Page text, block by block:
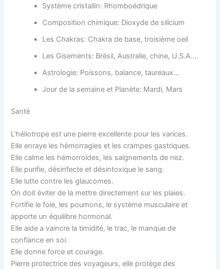
Système cristallin: Rhomboédrique
Composition chimique: Dioxyde de silicium
Les Chakras: Chakra de base, troisième oeil
Les Gisements: Brésil, Australie, chine, U.S.A….
Astrologie: Poissons, balance, taureaux…
Jour de la semaine et Planète: Mardi, Mars
Santé
L’héliotrope est une pierre excellente pour les varices.
Elle enraye les hémorragies et les crampes gastriques.
Elle calme les hémorroïdes, les saignements de nez.
Elle purifie, désinfecte et désintoxique le sang.
Elle lutte contre les glaucomes.
On doit éviter de la mettre directement sur les plaies.
Fortifie le foie, les poumons, le système musculaire et
apporte un équilibre hormonal.
Elle aide a vaincre la timidité, le trac, le manque de
confiance en soi.
Elle donne force et courage.
Pierre protectrice des voyageurs, elle protège des